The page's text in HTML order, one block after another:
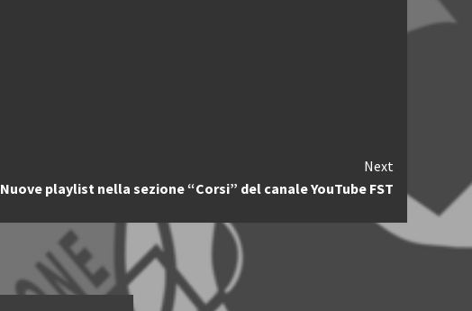
Next
Nuove playlist nella sezione “Corsi” del canale YouTube FST